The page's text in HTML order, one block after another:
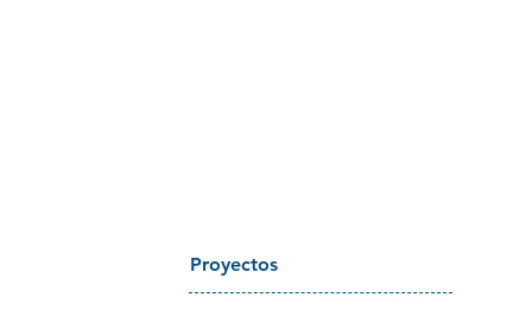
Proyectos